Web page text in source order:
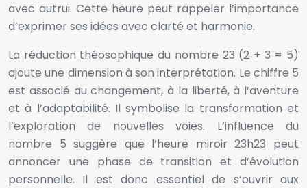
avec autrui. Cette heure peut rappeler l’importance
d’exprimer ses idées avec clarté et harmonie.
La réduction théosophique du nombre 23 (2 + 3 = 5)
ajoute une dimension à son interprétation. Le chiffre 5
est associé au changement, à la liberté, à l’aventure
et à l’adaptabilité. Il symbolise la transformation et
l’exploration de nouvelles voies. L’influence du
nombre 5 suggère que l’heure miroir 23h23 peut
annoncer une phase de transition et d’évolution
personnelle. Il est donc essentiel de s’ouvrir aux